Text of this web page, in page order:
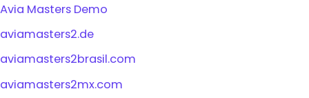
Avia Masters Demo
aviamasters2.de
aviamasters2brasil.com
aviamasters2mx.com